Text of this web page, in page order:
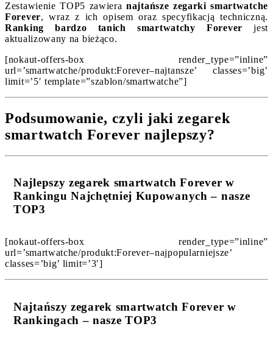
Zestawienie TOP5 zawieranajtańsze zegarki smartwatche
Forever, wraz z ich opisem oraz specyfikacją techniczną.
Ranking bardzo tanich smartwatchy Forever jest
aktualizowany na bieżąco.
[nokaut-offers-box render_type=”inline”
url=’smartwatche/produkt:Forever–najtansze’ classes=’big’
limit=’5′ template=”szablon/smartwatche”]
Podsumowanie, czyli jaki zegarek
smartwatch Forever najlepszy?
Najlepszy zegarek smartwatch Forever w
Rankingu Najchętniej Kupowanych – nasze
TOP3
[nokaut-offers-box render_type=”inline”
url=’smartwatche/produkt:Forever–najpopularniejsze’
classes=’big’ limit=’3′]
Najtańszy zegarek smartwatch Forever w
Rankingach – nasze TOP3